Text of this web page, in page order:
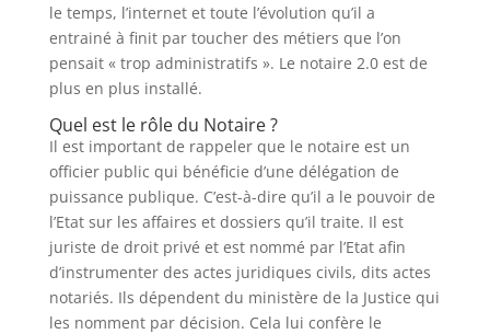
le temps, l’internet et toute l’évolution qu’il a
entrainé à finit par toucher des métiers que l’on
pensait « trop administratifs ». Le notaire 2.0 est de
plus en plus installé.
Quel est le rôle du Notaire ?
Il est important de rappeler que le notaire est un
officier public qui bénéficie d’une délégation de
puissance publique. C’est-à-dire qu’il a le pouvoir de
l’Etat sur les affaires et dossiers qu’il traite. Il est
juriste de droit privé et est nommé par l’Etat afin
d’instrumenter des actes juridiques civils, dits actes
notariés. Ils dépendent du ministère de la Justice qui
les nomment par décision. Cela lui confère le